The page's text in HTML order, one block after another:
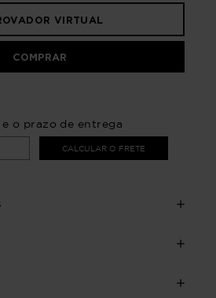
VIRTUAL
COMPRAR
o prazo de entrega
CALCULAR O FRETE